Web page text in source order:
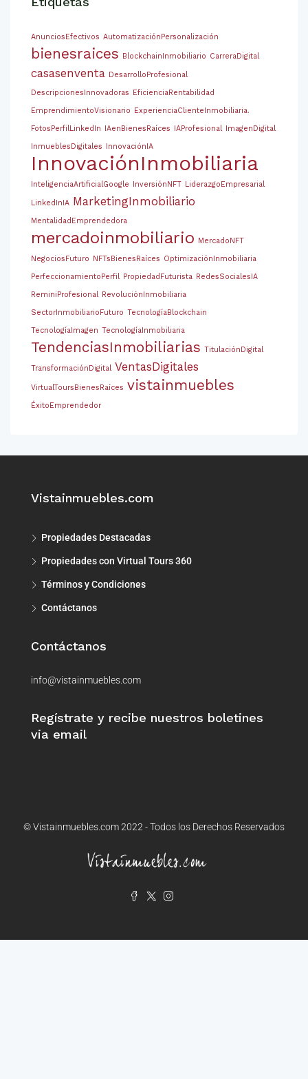
AnunciosEfectivos AutomatizaciónPersonalización
bienesraices BlockchainInmobiliario CarreraDigital
casasenventa DesarrolloProfesional
DescripcionesInnovadoras EficienciaRentabilidad
EmprendimientoVisionario ExperienciaClienteInmobiliaria.
FotosPerfilLinkedIn IAenBienesRaíces IAProfesional ImagenDigital
InmueblesDigitales InnovaciónIA
InnovaciónInmobiliaria
InteligenciaArtificialGoogle InversiónNFT LiderazgoEmpresarial
LinkedInIA MarketingInmobiliario
MentalidadEmprendedora
mercadoinmobiliario MercadoNFT
NegociosFuturo NFTsBienesRaíces OptimizaciónInmobiliaria
PerfeccionamientoPerfil PropiedadFuturista RedesSocialesIA
ReminiProfesional RevoluciónInmobiliaria
SectorInmobiliarioFuturo TecnologíaBlockchain
TecnologíaImagen TecnologíaInmobiliaria
TendenciasInmobiliarias TitulaciónDigital
TransformaciónDigital VentasDigitales
VirtualToursBienesRaíces vistainmuebles
ÉxitoEmprendedor
Vistainmuebles.com
Propiedades Destacadas
Propiedades con Virtual Tours 360
Términos y Condiciones
Contáctanos
Contáctanos
info@vistainmuebles.com
Regístrate y recibe nuestros boletines
via email
© Vistainmuebles.com 2022 - Todos los Derechos Reservados